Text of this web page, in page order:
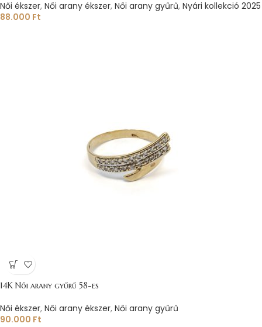
Női ékszer, Női arany ékszer, Női arany gyűrű, Nyári kollekció 2025
88.000 Ft
14K Női arany gyűrű 58-es
Női ékszer, Női arany ékszer, Női arany gyűrű
90.000 Ft